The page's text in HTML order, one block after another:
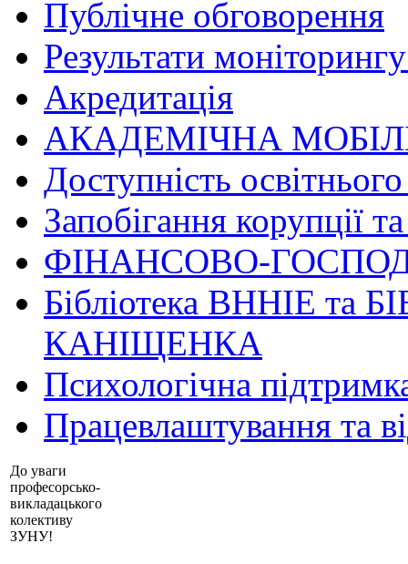
Публічне обговорення
Результати
Акредитація
АКАДЕМІЧНА
Доступність
Запобігання корупції
ФІНАНСОВО-
Бібліотека ВННІЕ та
КАНІЩЕНКА
Психологічна
Працевлаштування та
До уваги
професорсько-
викладацького
колективу
ЗУНУ!